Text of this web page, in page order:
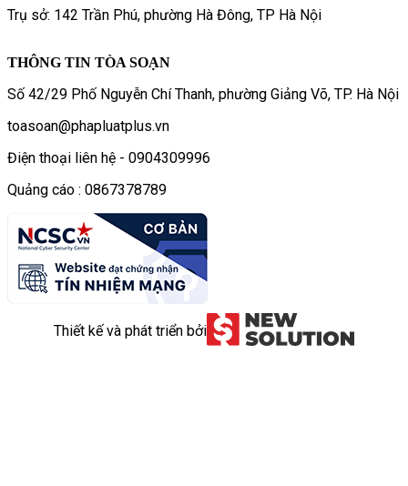
Trụ sở: 142 Trần Phú, phường Hà Đông, TP Hà Nội
THÔNG TIN TÒA SOẠN
Số 42/29 Phố Nguyễn Chí Thanh, phường Giảng Võ, TP. Hà Nội
toasoan@phapluatplus.vn
Điện thoại liên hệ - 0904309996
Quảng cáo : 0867378789
Thiết kế và phát triển bởi